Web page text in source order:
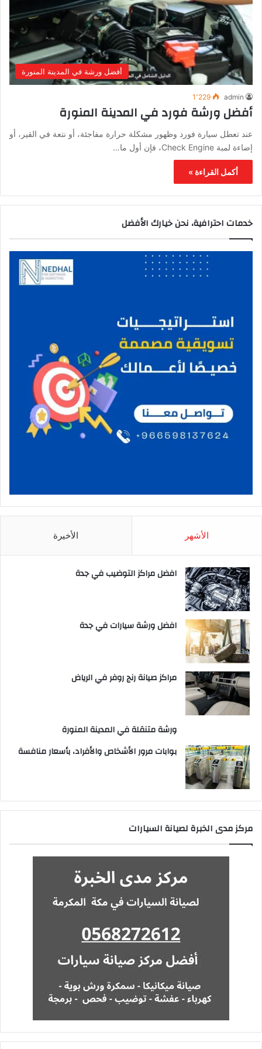
أفضل ورشة في المدينة المنورة
admin 1٬229
أفضل ورشة فورد في المدينة المنورة
عند تعطل سيارة فورد وظهور مشكلة حرارة مفاجئة، أو نتعة في القير، أو
إضاءة لمبة Check Engine، فإن أول ما…
أكمل القراءة »
خدمات احترافية، نحن خيارك الأفضل
الأشهر الأخيرة
افضل مراكز التوضيب في جدة
افضل ورشة سيارات في جدة
مراكز صيانة رنج روفر في الرياض
ورشة متنقلة في المدينة المنورة
بوابات مرور الأشخاص والأفراد، بأسعار منافسة
مركز مدى الخبرة لصيانة السيارات